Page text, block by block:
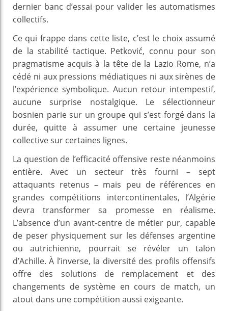
dernier banc d’essai pour valider les automatismes
collectifs.
Ce qui frappe dans cette liste, c’est le choix assumé
de la stabilité tactique. Petković, connu pour son
pragmatisme acquis à la tête de la Lazio Rome, n’a
cédé ni aux pressions médiatiques ni aux sirènes de
l’expérience symbolique. Aucun retour intempestif,
aucune surprise nostalgique. Le sélectionneur
bosnien parie sur un groupe qui s’est forgé dans la
durée, quitte à assumer une certaine jeunesse
collective sur certaines lignes.
La question de l’efficacité offensive reste néanmoins
entière. Avec un secteur très fourni – sept
attaquants retenus – mais peu de références en
grandes compétitions intercontinentales, l’Algérie
devra transformer sa promesse en réalisme.
L’absence d’un avant‑centre de métier pur, capable
de peser physiquement sur les défenses argentine
ou autrichienne, pourrait se révéler un talon
d’Achille. À l’inverse, la diversité des profils offensifs
offre des solutions de remplacement et des
changements de système en cours de match, un
atout dans une compétition aussi exigeante.